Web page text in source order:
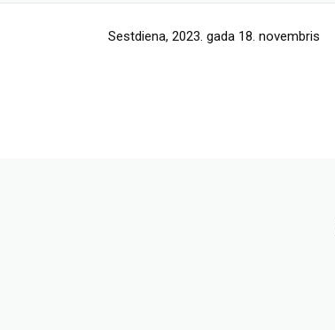
Sestdiena, 2023. gada 18. novembris